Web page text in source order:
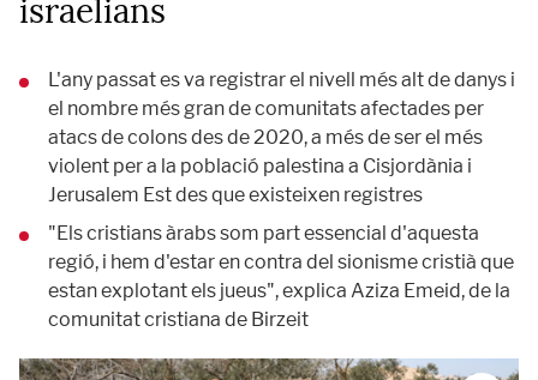
israelians
L'any passat es va registrar el nivell més alt de danys i
el nombre més gran de comunitats afectades per
atacs de colons des de 2020, a més de ser el més
violent per a la població palestina a Cisjordània i
Jerusalem Est des que existeixen registres
"Els cristians àrabs som part essencial d'aquesta
regió, i hem d'estar en contra del sionisme cristià que
estan explotant els jueus", explica Aziza Emeid, de la
comunitat cristiana de Birzeit